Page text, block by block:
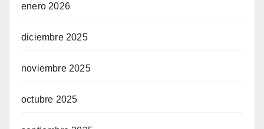
enero 2026
diciembre 2025
noviembre 2025
octubre 2025